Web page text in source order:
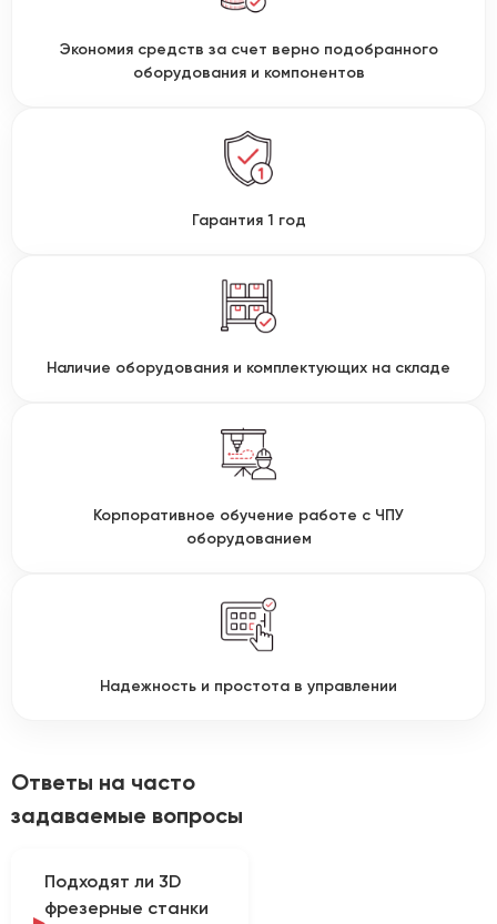
Экономия средств за счет верно подобранного
оборудования и компонентов
Гарантия 1 год
Наличие оборудования и комплектующих на складе
Корпоративное обучение работе с ЧПУ
оборудованием
Надежность и простота в управлении
Ответы на часто
задаваемые вопросы
Подходят ли 3D
фрезерные станки